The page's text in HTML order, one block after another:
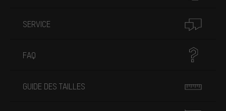
SERVICE
FAQ
GUIDE DES TAILLES